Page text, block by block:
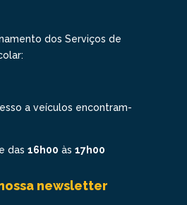
dos Serviços de
a veículos encontram-
e das 16h00 às 17h00
newsletter